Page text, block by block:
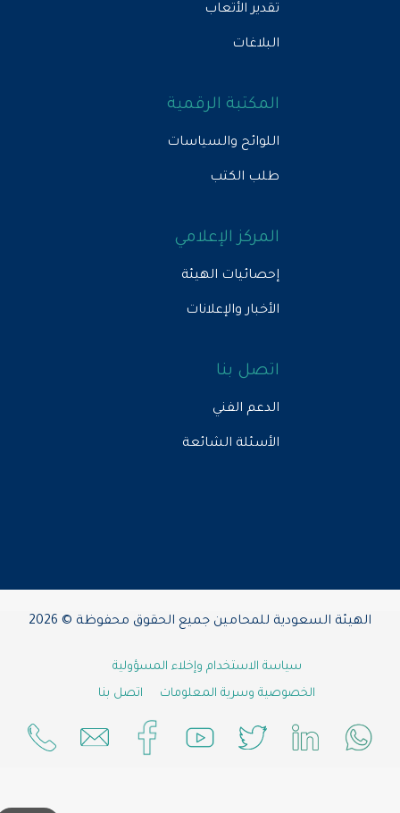
تقدير الأتعاب
البلاغات
المكتبة الرقمية
اللوائح والسياسات
طلب الكتب
المركز الإعلامي
إحصائيات الهيئة
الأخبار والإعلانات
اتصل بنا
الدعم الفني
الأسئلة الشائعة
الهيئة السعودية للمحامين جميع الحقوق محفوظة © 2026
سياسة الاستخدام وإخلاء المسؤولية
الخصوصية وسرية المعلومات
اتصل بنا